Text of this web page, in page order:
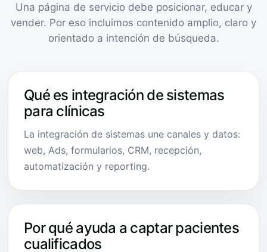
Una página de servicio debe posicionar, educar y
vender. Por eso incluimos contenido amplio, claro y
orientado a intención de búsqueda.
Qué es integración de sistemas
para clínicas
La integración de sistemas une canales y datos:
web, Ads, formularios, CRM, recepción,
automatización y reporting.
Por qué ayuda a captar pacientes
cualificados